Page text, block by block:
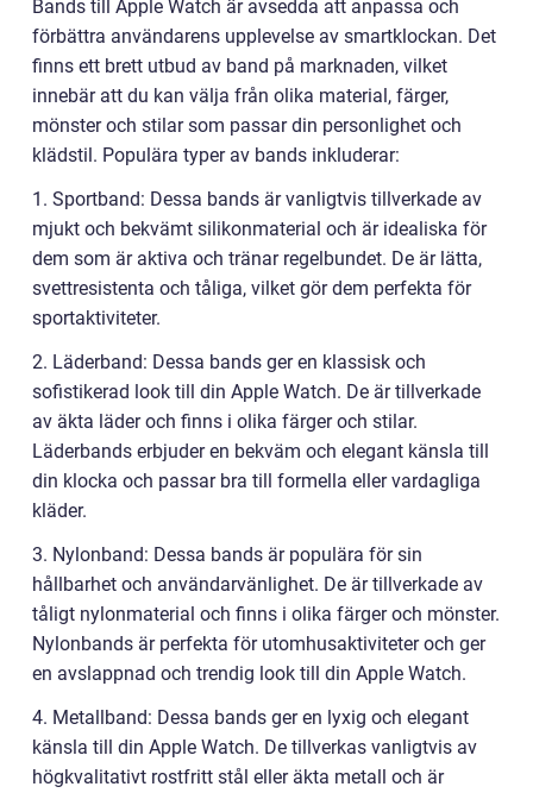
Bands till Apple Watch är avsedda att anpassa och
förbättra användarens upplevelse av smartklockan. Det
finns ett brett utbud av band på marknaden, vilket
innebär att du kan välja från olika material, färger,
mönster och stilar som passar din personlighet och
klädstil. Populära typer av bands inkluderar:
1. Sportband: Dessa bands är vanligtvis tillverkade av
mjukt och bekvämt silikonmaterial och är idealiska för
dem som är aktiva och tränar regelbundet. De är lätta,
svettresistenta och tåliga, vilket gör dem perfekta för
sportaktiviteter.
2. Läderband: Dessa bands ger en klassisk och
sofistikerad look till din Apple Watch. De är tillverkade
av äkta läder och finns i olika färger och stilar.
Läderbands erbjuder en bekväm och elegant känsla till
din klocka och passar bra till formella eller vardagliga
kläder.
3. Nylonband: Dessa bands är populära för sin
hållbarhet och användarvänlighet. De är tillverkade av
tåligt nylonmaterial och finns i olika färger och mönster.
Nylonbands är perfekta för utomhusaktiviteter och ger
en avslappnad och trendig look till din Apple Watch.
4. Metallband: Dessa bands ger en lyxig och elegant
känsla till din Apple Watch. De tillverkas vanligtvis av
högkvalitativt rostfritt stål eller äkta metall och är